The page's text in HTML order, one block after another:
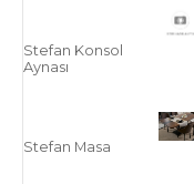
Stefan Konsol
Aynası
Stefan Masa